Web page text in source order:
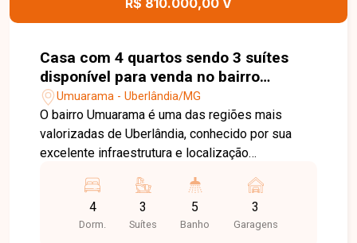
regiões mais desejadas de Uberlândia. Entre em
R$ 810.000,00 V
Casa com 4 quartos sendo 3 suítes
disponível para venda no bairro
Umuarama em Uberlândia-MG
Umuarama - Uberlândia/MG
O bairro Umuarama é uma das regiões mais
valorizadas de Uberlândia, conhecido por sua
excelente infraestrutura e localização
hospitais, supermercados, escolas, farmácias e
diversos serviços, o bairro oferece praticidade
para o dia a dia e grande potencial tanto para
4
Dorm.
3
Suítes
5
Banho
3
Garagens